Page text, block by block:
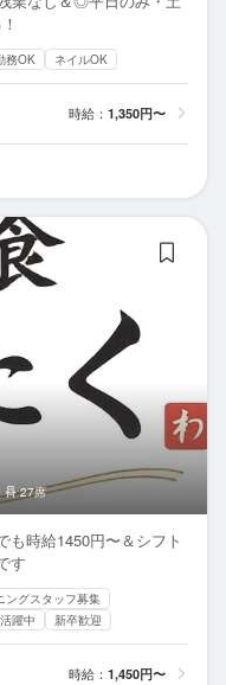
務OK ネイルOK
時給： 1,350円〜
27席
も時給1450円〜＆シフト
す
ングスタッフ募集
躍中 新卒歓迎
時給： 1,450円〜